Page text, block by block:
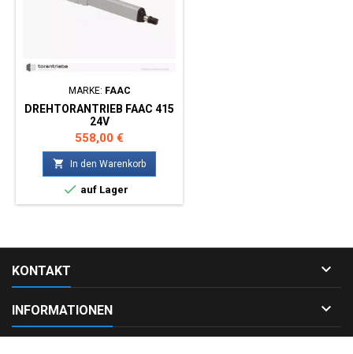
MARKE: FAAC
DREHTORANTRIEB FAAC 415
24V
Preis
558,00 €
 In den Warenkorb
 auf Lager
KONTAKT 
INFORMATIONEN 